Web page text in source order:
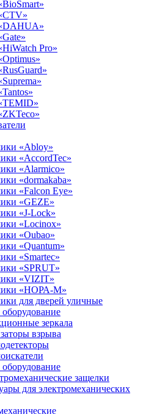
Pro»
«Abloy»
«AccordTec»
«Alarmico»
«dormakaba»
«Falcon Eye»
«GEZE»
«J-Lock»
«Locinox»
«Oubao»
«Quantum»
«Smartec»
«SPRUT»
«VIZIT»
«НОРА-М»
для дверей уличные
зеркала
взрыва
защелки
для электромеханических